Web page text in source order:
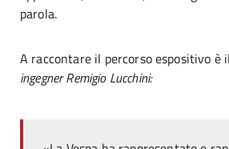
parola.
A raccontare il percorso espositivo è
ingegner Remigio Lucchini: